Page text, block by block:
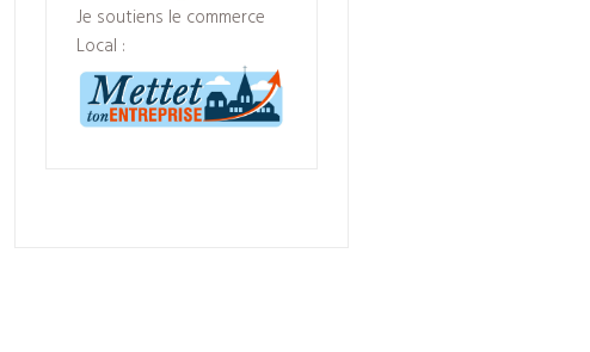
Je soutiens le commerce
Local :